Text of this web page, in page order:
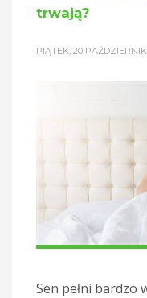
trwają?
PIĄTEK, 20
Sen pełni bardzo